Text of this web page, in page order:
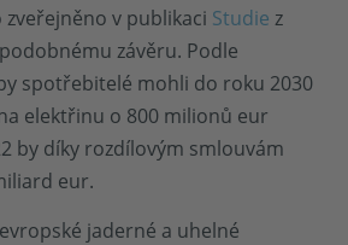
v publikaci Studie z
závěru. Podle
spotřebitelé mohli do roku 2030
elektřinu o 800 milionů eur
by díky rozdílovým smlouvám
eur.
jaderné a uhelné